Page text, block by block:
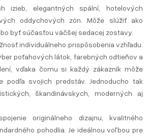
izieb, elegantných spální, hotelových
oddychových zón. Môže slúžiť ako
byť súčasťou väčšej sedacej zostavy.
individuálneho prispôsobenia vzhľadu.
poťahových látok, farebných odtieňov a
vďaka čomu si každý zákazník môže
podľa svojich predstáv. Jednoducho tak
škandinávskych, moderných aj
originálneho dizajnu, kvalitného
pohodlia. Je ideálnou voľbou pre